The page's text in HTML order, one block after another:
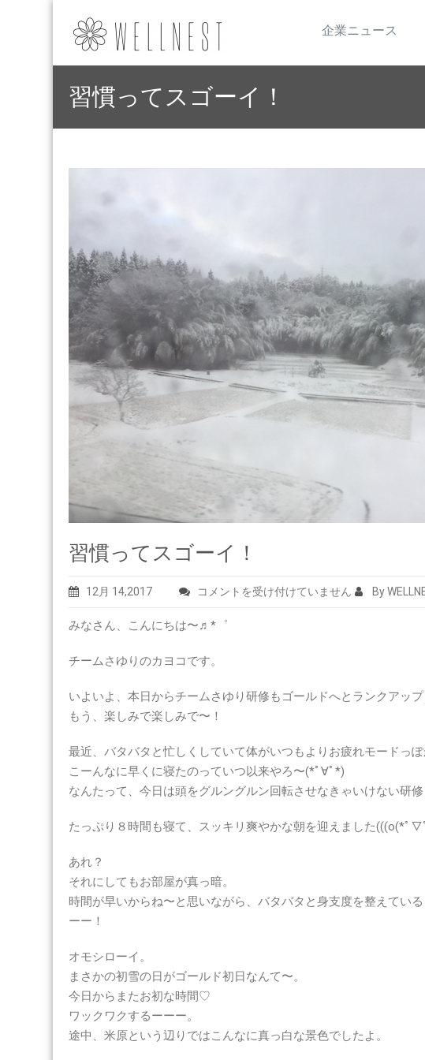
企業ニュース
習慣ってスゴーイ！
習慣ってスゴーイ！
12月 14,2017
習
っ
ス
ゴ
ー
は
コメントを受け付けていません By
みなさん、こんにちは〜♬*゜
チームさゆりのカヨコです。
いよいよ、本日からチームさゆり研修もゴールドへとランクアップ
もう、楽しみで楽しみで〜！
最近、バタバタと忙しくしていて体がいつもよりお疲れモードっ
こーんなに早くに寝たのっていつ以来やろ〜(*ﾟ∀ﾟ*)
なんたって、今日は頭をグルングルン回転させなきゃいけない研修
たっぷり８時間も寝て、スッキリ爽やかな朝を迎えました(((o(*ﾟ
あれ？
それにしてもお部屋が真っ暗。
時間が早いからね〜と思いながら、バタバタと身支度を整えてい
ーー！
オモシローイ。
まさかの初雪の日がゴールド初日なんて〜。
今日からまたお初な時間♡
ワックワクするーーー。
途中、米原という辺りではこんなに真っ白な景色でしたよ。